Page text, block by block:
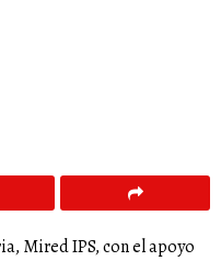
Mired IPS, con el apoyo